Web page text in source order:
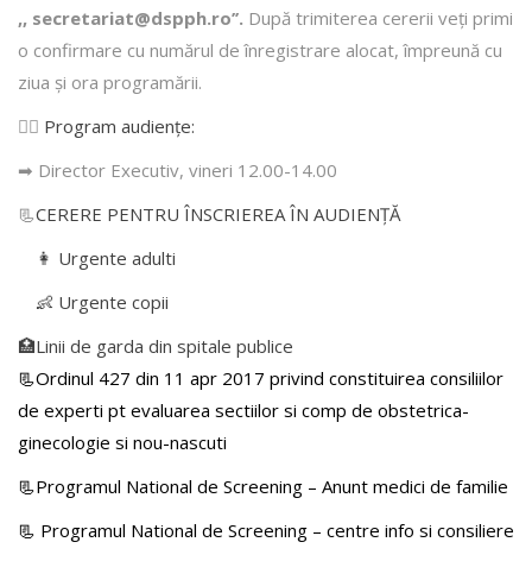
,, secretariat@dspph.ro’’. După trimiterea cererii veţi primi
o confirmare cu numărul de înregistrare alocat, împreună cu
ziua şi ora programării.
👩‍⚕️ Program audiențe:
➡ Director Executiv, vineri 12.00-14.00
📃CERERE PENTRU ÎNSCRIEREA ÎN AUDIENŢĂ
👩 Urgente adulti
👶 Urgente copii
🏥Linii de garda din spitale publice
📃Ordinul 427 din 11 apr 2017 privind constituirea consiliilor
de experti pt evaluarea sectiilor si comp de obstetrica-
ginecologie si nou-nascuti
📃Programul National de Screening – Anunt medici de familie
📃 Programul National de Screening – centre info si consiliere